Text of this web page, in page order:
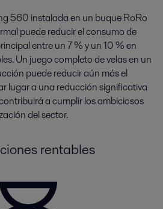
560 instalada en un buque RoRo
puede reducir el consumo de
entre un 7 % y un 10 % en
Un juego completo de velas en un
puede reducir aún más el
lugar a una reducción significativa
a cumplir los ambiciosos
del sector.
rentables